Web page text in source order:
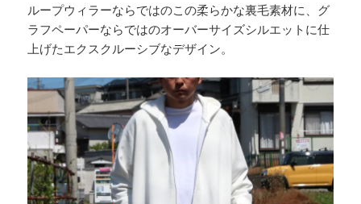
ループウィラーならではのこの柔らかな裏毛素材に、グ
ラフペーパーならではのオーバーサイズシルエットに仕
上げたエクスクルーシブなデザイン。